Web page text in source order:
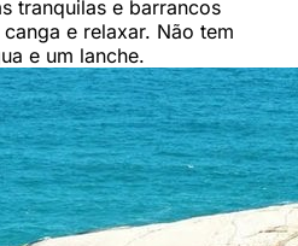
tranquilas e barrancos
e relaxar. Não tem
e um lanche.